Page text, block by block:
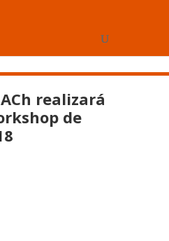
realizará
de